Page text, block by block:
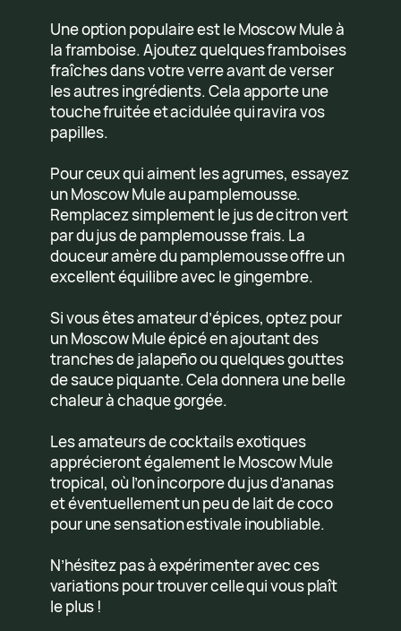
Une option populaire est le Moscow Mule à
la framboise. Ajoutez quelques framboises
fraîches dans votre verre avant de verser
les autres ingrédients. Cela apporte une
touche fruitée et acidulée qui ravira vos
papilles.
Pour ceux qui aiment les agrumes, essayez
un Moscow Mule au pamplemousse.
Remplacez simplement le jus de citron vert
par du jus de pamplemousse frais. La
douceur amère du pamplemousse offre un
excellent équilibre avec le gingembre.
Si vous êtes amateur d’épices, optez pour
un Moscow Mule épicé en ajoutant des
tranches de jalapeño ou quelques gouttes
de sauce piquante. Cela donnera une belle
chaleur à chaque gorgée.
Les amateurs de cocktails exotiques
apprécieront également le Moscow Mule
tropical, où l’on incorpore du jus d’ananas
et éventuellement un peu de lait de coco
pour une sensation estivale inoubliable.
N’hésitez pas à expérimenter avec ces
variations pour trouver celle qui vous plaît
le plus !